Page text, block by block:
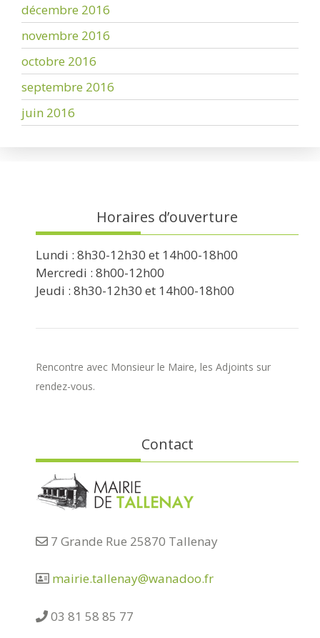
décembre 2016
novembre 2016
octobre 2016
septembre 2016
juin 2016
Horaires d’ouverture
Lundi : 8h30-12h30 et 14h00-18h00
Mercredi : 8h00-12h00
Jeudi : 8h30-12h30 et 14h00-18h00
Rencontre avec Monsieur le Maire, les Adjoints sur
rendez-vous.
Contact
7 Grande Rue 25870 Tallenay
mairie.tallenay@wanadoo.fr
03 81 58 85 77